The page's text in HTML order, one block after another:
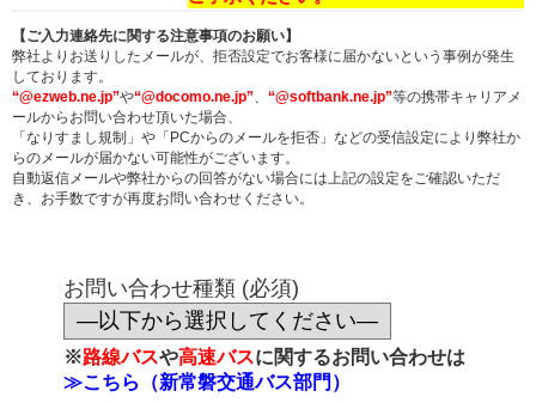
【ご入力連絡先に関する注意事項のお願い】
弊社よりお送りしたメールが、拒否設定でお客様に届かないという事例が発生
しております。
“@ezweb.ne.jp”や“@docomo.ne.jp”、 “@softbank.ne.jp”等の携帯キャリアメ
ールからお問い合わせ頂いた場合、
「なりすまし規制」や「PCからのメールを拒否」などの受信設定により弊社か
らのメールが届かない可能性がございます。
自動返信メールや弊社からの回答がない場合には上記の設定をご確認いただ
き、お手数ですが再度お問い合わせください。
お問い合わせ種類 (必須)
※路線バスや高速バスに関するお問い合わせは
≫こちら（新常磐交通バス部門）